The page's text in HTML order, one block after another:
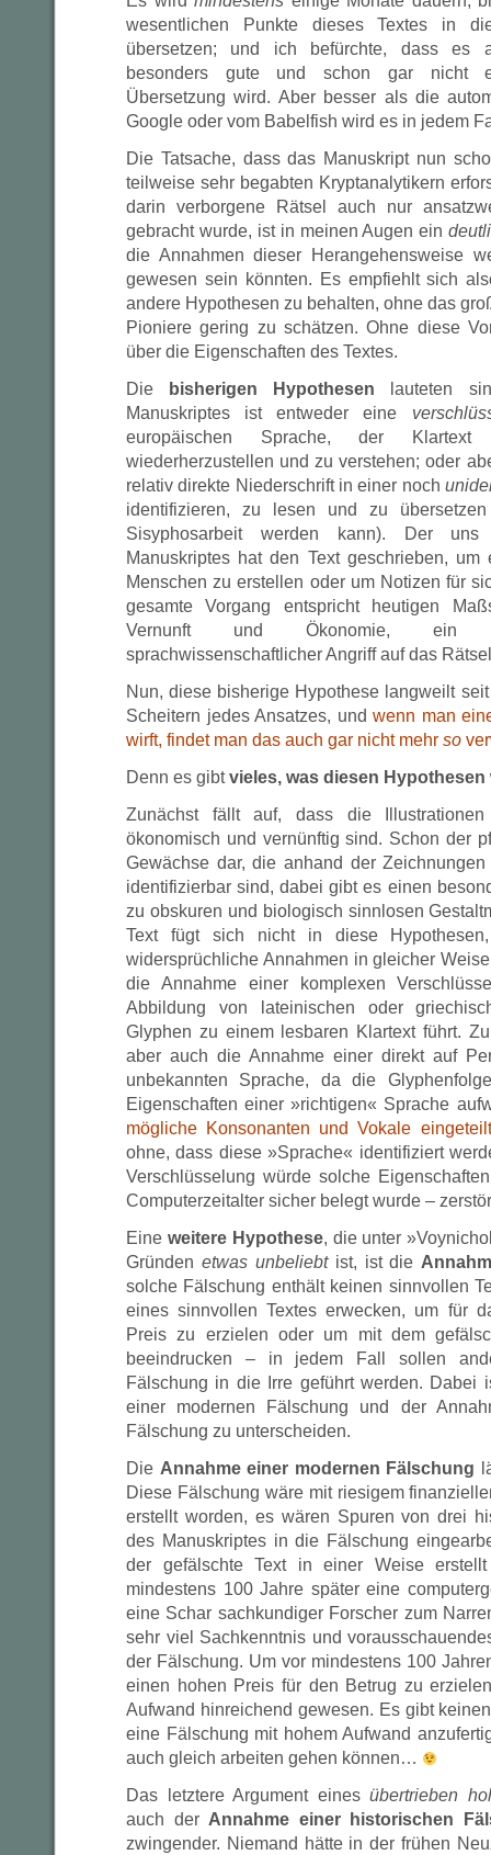
wesentlichen Punkte dieses Textes in
übersetzen; und ich befürchte, dass es
besonders gute und schon gar nicht
Übersetzung wird. Aber besser als die
Google oder vom Babelfish wird es in jedem
Die Tatsache, dass das Manuskript nun
teilweise sehr begabten Kryptanalytikern
darin verborgene Rätsel auch nur
gebracht wurde, ist in meinen Augen ein
die Annahmen dieser Herangehensweise
gewesen sein könnten. Es empfiehlt sich
andere Hypothesen zu behalten, ohne das
Pioniere gering zu schätzen. Ohne diese
über die Eigenschaften des Textes.
Die
bisherigen Hypothesen lauteten
Manuskriptes ist entweder eine
europäischen Sprache, der
wiederherzustellen und zu verstehen; oder
relativ direkte Niederschrift in einer noch
identifizieren, zu lesen und zu
Sisyphosarbeit werden kann). Der
Manuskriptes hat den Text geschrieben,
Menschen zu erstellen oder um Notizen für
gesamte Vorgang entspricht heutigen
Vernunft und Ökonomie, ein
sprachwissenschaftlicher Angriff auf das
Nun, diese bisherige Hypothese langweilt
Scheitern jedes Ansatzes, und wenn man
wirft, findet man das auch gar nicht mehr so
Denn es gibtvieles, was diesen
Zunächst fällt auf, dass die
ökonomisch und vernünftig sind. Schon der
Gewächse dar, die anhand der
identifizierbar sind, dabei gibt es einen
zu obskuren und biologisch sinnlosen
Text fügt sich nicht in diese
widersprüchliche Annahmen in gleicher
die Annahme einer komplexen
Abbildung von lateinischen oder
Glyphen zu einem lesbaren Klartext führt.
aber auch die Annahme einer direkt auf
unbekannten Sprache, da die
Eigenschaften einer »richtigen« Sprache
mögliche Konsonanten und Vokale
ohne, dass diese »Sprache« identifiziert
Verschlüsselung würde solche
Computerzeitalter sicher belegt wurde –
Eine weitere Hypothese, die unter
Gründen etwas unbeliebtist, ist die
solche Fälschung enthält keinen sinnvollen
eines sinnvollen Textes erwecken, um für
Preis zu erzielen oder um mit dem
beeindrucken – in jedem Fall sollen
Fälschung in die Irre geführt werden. Dabei
einer modernen Fälschung und der
Fälschung zu unterscheiden.
Die Annahme einer modernen Fälschung
Diese Fälschung wäre mit riesigem
erstellt worden, es wären Spuren von drei
des Manuskriptes in die Fälschung
der gefälschte Text in einer Weise
mindestens 100 Jahre später eine
eine Schar sachkundiger Forscher zum
sehr viel Sachkenntnis und
der Fälschung. Um vor mindestens 100
einen hohen Preis für den Betrug zu
Aufwand hinreichend gewesen. Es gibt
eine Fälschung mit hohem Aufwand
auch gleich arbeiten gehen können…
Das letztere Argument einesübertrieben
auch der Annahme einer historischen
zwingender. Niemand hätte in der frühen